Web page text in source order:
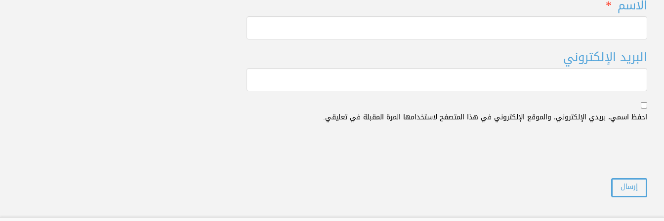
الاسم *
البريد الإلكتروني
احفظ اسمي، بريدي الإلكتروني، والموقع الإلكتروني في هذا المتصفح لاستخدامها المرة المقبلة في تعليقي.